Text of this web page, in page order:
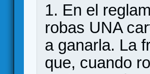
1. En el
robas UNA
a ganarla. La
que, cuando